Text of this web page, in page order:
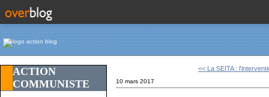
ACTION
COMMUNISTE
<< La SEITA :
10 mars 2017